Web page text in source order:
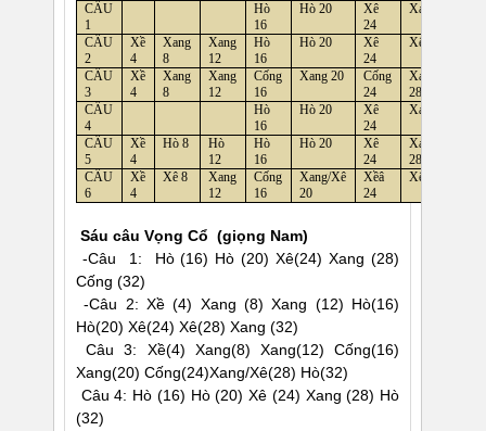
CÂU
1
Hò
16
Hò 20
Xê
24
Xang 28
CÂU
2
Xề
4
Xang
8
Xang
12
Hò
16
Hò 20
Xê
24
Xê 28
CÂU
3
Xề
4
Xang
8
Xang
12
Cống
16
Xang 20
Cống
24
Xang/Xê
28
CÂU
4
Hò
16
Hò 20
Xê
24
Xang 28
CÂU
5
Xề
4
Hò 8
Hò
12
Hò
16
Hò 20
Xê
24
Xang/Xê
28
CÂU
6
Xề
4
Xê 8
Xang
12
Cống
16
Xang/Xê
20
Xềâ
24
Xê 28
Sáu câu Vọng Cổ (giọng Nam)
-Câu 1: Hò (16) Hò (20) Xê(24) Xang (28)
Cống (32)
-Câu 2: Xề (4) Xang (8) Xang (12) Hò(16)
Hò(20) Xê(24) Xê(28) Xang (32)
Câu 3: Xề(4) Xang(8) Xang(12) Cống(16)
Xang(20) Cống(24)Xang/Xê(28) Hò(32)
Câu 4: Hò (16) Hò (20) Xê (24) Xang (28) Hò
(32)